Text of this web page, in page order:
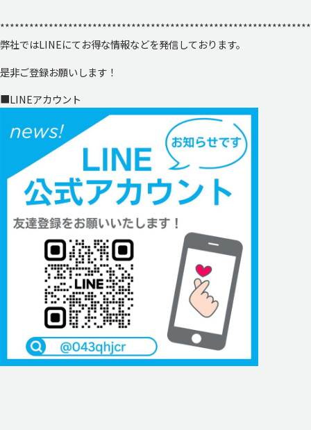
トップページ
SUSTAINABILITY
サスティナ
ビリティ
弊社ではLINEにてお得な情報などを発信しております。
是非ご登録お願いします！
■LINEアカウント